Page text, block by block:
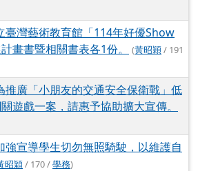
臺灣藝術教育館「114年好優Show
畫書暨相關書表各1份。
(黃昭穎/ 191
推廣「小朋友的交通安全保衛戰」低
遊戲一案，請惠予協助擴大宣傳。
強宣導學生切勿無照騎駛，以維護自
昭穎/ 170 /學務)